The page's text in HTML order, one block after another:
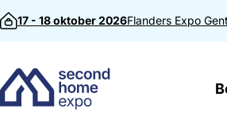
Direct naar inhoud
17 - 18 oktober 2026Flanders Expo Gent